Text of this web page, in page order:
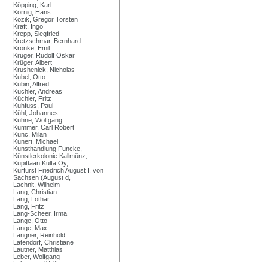
Köpping, Karl
Körnig, Hans
Kozik, Gregor Torsten
Kraft, Ingo
Krepp, Siegfried
Kretzschmar, Bernhard
Kronke, Emil
Krüger, Rudolf Oskar
Krüger, Albert
Krushenick, Nicholas
Kubel, Otto
Kubin, Alfred
Küchler, Andreas
Küchler, Fritz
Kuhfuss, Paul
Kühl, Johannes
Kühne, Wolfgang
Kummer, Carl Robert
Kunc, Milan
Kunert, Michael
Kunsthandlung Funcke,
Künstlerkolonie Kallmünz,
Kupittaan Kulta Oy,
Kurfürst Friedrich August I. von
Sachsen (August d,
Lachnit, Wilhelm
Lang, Christian
Lang, Lothar
Lang, Fritz
Lang-Scheer, Irma
Lange, Otto
Lange, Max
Langner, Reinhold
Latendorf, Christiane
Lautner, Matthias
Leber, Wolfgang